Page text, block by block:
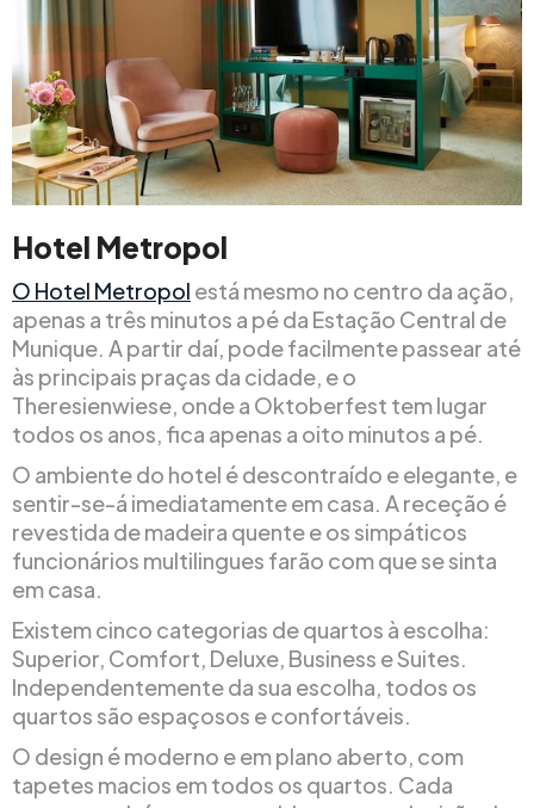
Hotel Metropol
O Hotel Metropol está mesmo no centro da ação,
apenas a três minutos a pé da Estação Central de
Munique. A partir daí, pode facilmente passear até
às principais praças da cidade, e o
Theresienwiese, onde a Oktoberfest tem lugar
todos os anos, fica apenas a oito minutos a pé.
O ambiente do hotel é descontraído e elegante, e
sentir-se-á imediatamente em casa. A receção é
revestida de madeira quente e os simpáticos
funcionários multilingues farão com que se sinta
em casa.
Existem cinco categorias de quartos à escolha:
Superior, Comfort, Deluxe, Business e Suites.
Independentemente da sua escolha, todos os
quartos são espaçosos e confortáveis.
O design é moderno e em plano aberto, com
tapetes macios em todos os quartos. Cada